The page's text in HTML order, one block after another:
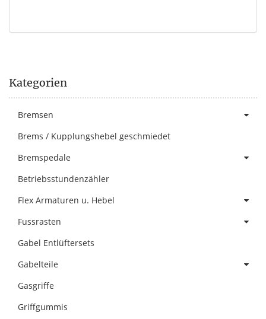
Kategorien
Bremsen
Brems / Kupplungshebel geschmiedet
Bremspedale
Betriebsstundenzähler
Flex Armaturen u. Hebel
Fussrasten
Gabel Entlüftersets
Gabelteile
Gasgriffe
Griffgummis